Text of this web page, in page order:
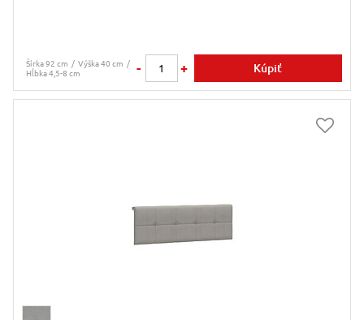
Šírka 92 cm
Výška 40 cm
Hĺbka 4,5-8 cm
- + Kúpiť